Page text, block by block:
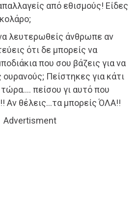
από εθισμούς! Είδες
λευτερωθείς άνθρωπε αν
ότι δε μπορείς να
που σου βάζεις για να
ουρανούς; Πείστηκες για κάτι
τώρα…. πείσου γι αυτό που
Αν θέλεις…τα μπορείς ΌΛΑ!!
Advertisment